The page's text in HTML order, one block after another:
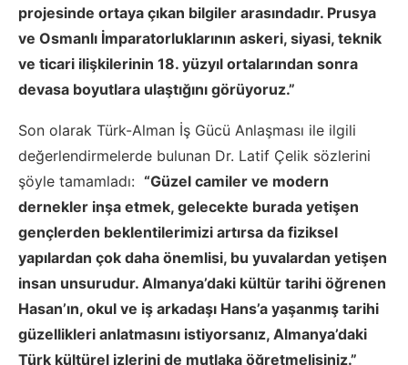
projesinde ortaya çıkan bilgiler arasındadır. Prusya
ve Osmanlı İmparatorluklarının askeri, siyasi, teknik
ve ticari ilişkilerinin 18. yüzyıl ortalarından sonra
devasa boyutlara ulaştığını görüyoruz.”
Son olarak Türk-Alman İş Gücü Anlaşması ile ilgili
değerlendirmelerde bulunan Dr. Latif Çelik sözlerini
şöyle tamamladı: “Güzel camiler ve modern
dernekler inşa etmek, gelecekte burada yetişen
gençlerden beklentilerimizi artırsa da fiziksel
yapılardan çok daha önemlisi, bu yuvalardan yetişen
insan unsurudur. Almanya’daki kültür tarihi öğrenen
Hasan’ın, okul ve iş arkadaşı Hans’a yaşanmış tarihi
güzellikleri anlatmasını istiyorsanız, Almanya’daki
Türk kültürel izlerini de mutlaka öğretmelisiniz.”